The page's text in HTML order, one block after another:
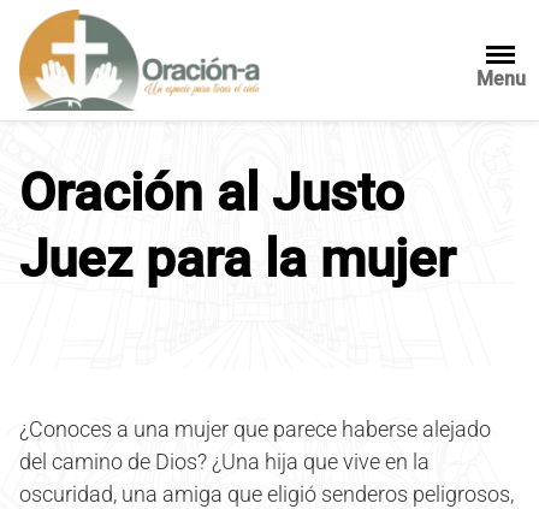
a
Menu
Oración al Justo
Juez para la mujer
¿Conoces a una mujer que parece haberse alejado
del camino de Dios? ¿Una hija que vive en la
oscuridad, una amiga que eligió senderos peligrosos,